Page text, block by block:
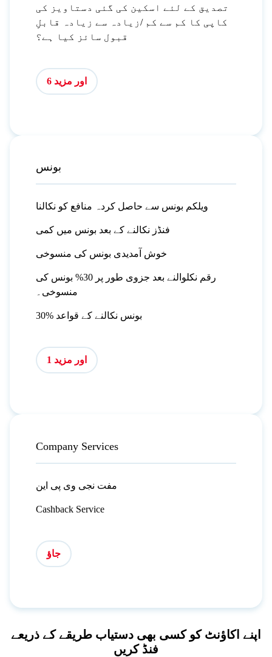
تصدیق کے لئے اسکین کی گئی دستاویز کی
کاپی کا کم سے کم /زیادہ سے زیادہ قابلِ
قبول سائز کیا ہے؟
اور مزید 6
بونس
ویلکم بونس سے حاصل کردہ منافع کو نکالنا
فنڈز نکالنے کے بعد بونس میں کمی
خوش آمدیدی بونس کی منسوخی
رقم نکلوالنے بعد جزوی طور پر 30% بونس کی
منسوخی۔
30% بونس نکالنے کے قواعد
اور مزید 1
Company Services
مفت نجی وی پی این
Cashback Service
جاؤ
اپنے اکاؤنٹ کو کسی بھی دستیاب طریقے کے ذریعے
فنڈ کریں